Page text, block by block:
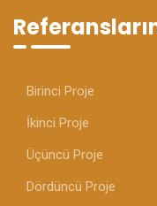
Birinci Proje
İkinci Proje
Üçüncü Proje
Dördüncü Proje